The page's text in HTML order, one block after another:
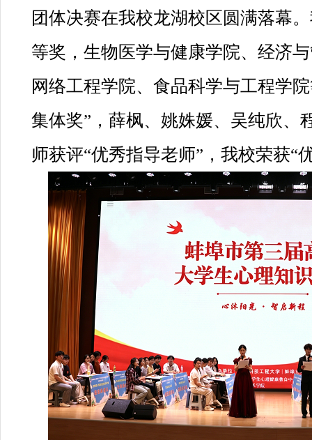
团体决赛在我校龙湖校区圆满落幕
等奖，生物医学与健康学院、经济
网络工程学院、食品科学与工程学
集体奖”，薛枫、姚姝媛、吴纯欣、
师获评“优秀指导老师”，我校荣获“